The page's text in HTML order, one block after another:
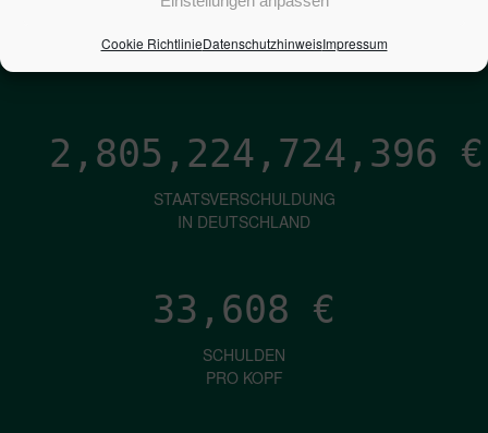
Cookie RichtlinieDatenschutzhinweisImpressum
ZINSEN
2,805,224,725,666 €
STAATSVERSCHULDUNG
IN DEUTSCHLAND
33,608 €
SCHULDEN
PRO KOPF